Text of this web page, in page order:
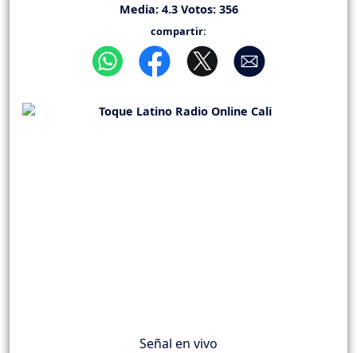
Media: 4.3Votos: 356
compartir:
Señal en vivo